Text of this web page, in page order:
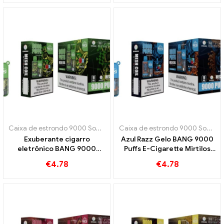
Caixa de estrondo 9000 Sopro
Cigarros eletrônicos descartáveis
Exuberante cigarro
eletrônico BANG 9000
prazer
€4.78
Caixa de estrondo 9000 Sopro
Azul Razz Gelo BANG 9000
Puffs E-Cigarette Mirtilos
refrescante
€4.78